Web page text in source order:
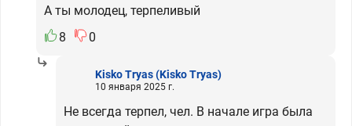
А ты молодец, терпеливый
8
0
Kisko Tryas(Kisko Tryas)
10 января 2025 г.
Не всегда терпел, чел. В начале игра была